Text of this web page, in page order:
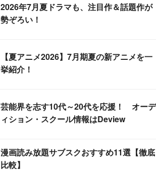
2026年7月夏ドラマも、注目作＆話題作が
勢ぞろい！
【夏アニメ2026】7月期夏の新アニメを一
挙紹介！
芸能界を志す10代～20代を応援！ オーデ
ィション・スクール情報はDeview
漫画読み放題サブスクおすすめ11選【徹底
比較】